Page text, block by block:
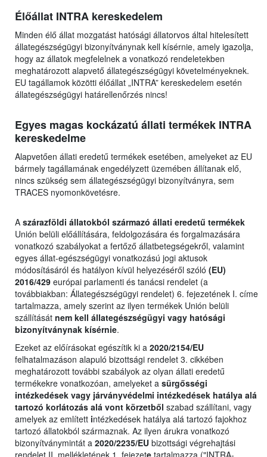
Élőállat INTRA kereskedelem
Minden élő állat mozgatást hatósági állatorvos által hitelesített
állategészségügyi bizonyítványnak kell kísérnie, amely igazolja,
hogy az állatok megfelelnek a vonatkozó rendeletekben
meghatározott alapvető állategészségügyi követelményeknek.
EU tagállamok közötti élőállat „INTRA” kereskedelem esetén
állategészségügyi határellenőrzés nincs!
Egyes magas kockázatú állati termékek INTRA
kereskedelme
Alapvetően állati eredetű termékek esetében, amelyeket az EU
bármely tagállamának engedélyzett üzemében állítanak elő,
nincs szükség sem állategészségügyi bizonyítványra, sem
TRACES nyomonkövetésre.
A szárazföldi állatokból származó állati eredetű termékek
Unión belüli előállítására, feldolgozására és forgalmazására
vonatkozó szabályokat a fertőző állatbetegségekről, valamint
egyes állat-egészségügyi vonatkozású jogi aktusok
módosításáról és hatályon kívül helyezéséről szóló (EU)
2016/429 európai parlamenti és tanácsi rendelet (a
továbbiakban: Állategészségügyi rendelet) 6. fejezetének I. címe
tartalmazza, amely szerint az ilyen termékek Unión belüli
szállítását nem kell állategészségügyi vagy hatósági
bizonyítványnak kísérnie.
Ezeket az előírásokat egészítik ki a 2020/2154/EU
felhatalmazáson alapuló bizottsági rendelet 3. cikkében
meghatározott további szabályok az olyan állati eredetű
termékekre vonatkozóan, amelyeket a sürgősségi
intézkedések vagy járványvédelmi intézkedések hatálya alá
tartozó korlátozás alá vont körzetből szabad szállítani, vagy
amelyek az említett intézkedések hatálya alá tartozó fajokhoz
tartozó állatokból származnak. Az ilyen árukra vonatkozó
bizonyítványmintát a 2020/2235/EU bizottsági végrehajtási